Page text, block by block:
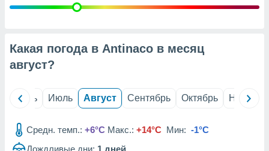
Какая погода в Antinaco в месяц
август?
Июнь Июль Август Сентябрь Октябрь Ноябрь
Средн. темп.: +6°C Макс.: +14°C Мин: -1°C
Дождливые дни: 1 дней